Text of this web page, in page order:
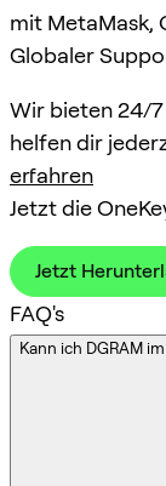
mit MetaMask,
Globaler
Wir bieten 24/
helfen dir
erfahren
Jetzt die
Jetzt
FAQ's
Kann ich DGRAM